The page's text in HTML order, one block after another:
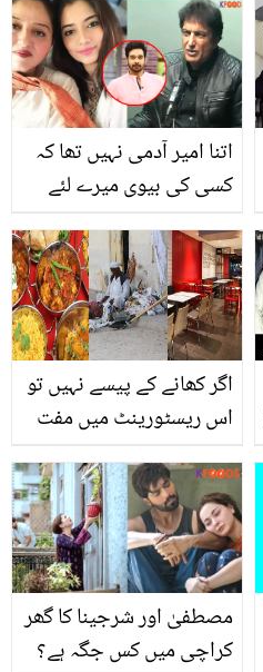
سے جڑے 5 حیرت انگیز اور
دلچسپ حقائق
اتنا امیر آدمی نہیں تھا کہ
کسی کی بیوی میرے لئے
قمر کی دوسری شادی
فیصل قریشی کی سابقہ
بیوی سے کیسے ہوئی؟
اگر کھانے کے پیسے نہیں تو
اس ریسٹورینٹ میں مفت
جانیئے یہ ریسٹورینٹ کہاں
واقع ہے جس نے یہ نیکی کا
کام شروع کیا؟
مصطفیٰ اور شرجینا کا گھر
کراچی میں کس جگہ ہے؟